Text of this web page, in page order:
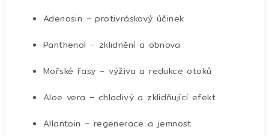
Adenosin – protivráskový účinek
Panthenol – zklidnění a obnova
Mořské řasy – výživa a redukce otoků
Aloe vera – chladivý a zklidňující efekt
Allantoin – regenerace a jemnost